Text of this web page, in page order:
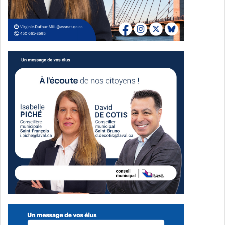
n’a pas consulté la société civile ni le secteur privé. Il nous
présente un projet sans étude d’impact, ce qui relève de
l’improvisation financière. Nous craignons de voir émerger
logements urgents réclament d’agir rapidement. »
Le projet fait également fi de la croissance exponentielle
de l’endettement de la ville depuis l’arrivée au pouvoir de
M. Boyer, et d’après Action Laval, ne tient pas compte des
réalités pratiques d’un développement de cette envergure.
Ils critiquent notamment le caractère « sans voiture » du
projet, jugé peu réaliste. « Le site du futur éco-quartier est
situé à plusieurs kilomètres de marche de la station de
métro la plus proche et le projet ne prévoit aucune
nouvelle ligne d’autobus ou même un ajout d’offre de
service sur les lignes existantes », a dénoncé le parti dans